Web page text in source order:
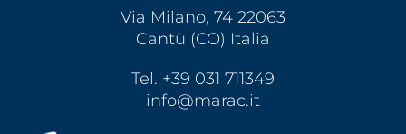
Via Milano, 74 22063
Cantù (CO) Italia
Tel. +39 031 711349
info@marac.it